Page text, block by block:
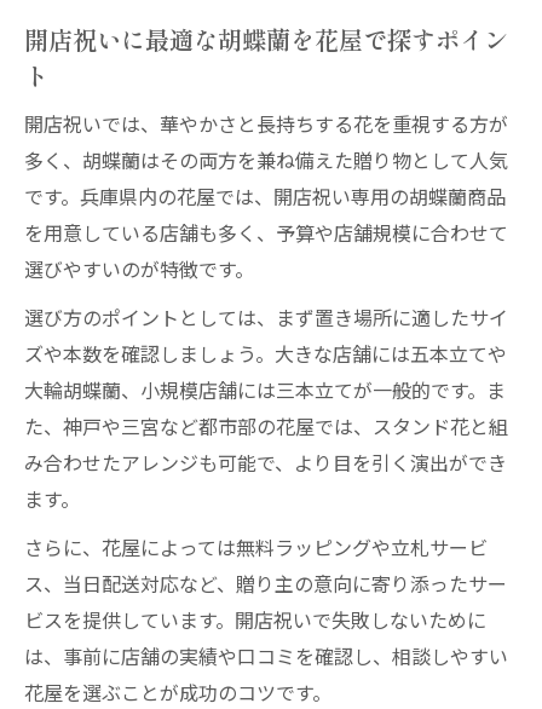
開店祝いに最適な胡蝶蘭を花屋で探すポイン
ト
開店祝いでは、華やかさと長持ちする花を重視する方が
多く、胡蝶蘭はその両方を兼ね備えた贈り物として人気
です。兵庫県内の花屋では、開店祝い専用の胡蝶蘭商品
を用意している店舗も多く、予算や店舗規模に合わせて
選びやすいのが特徴です。
選び方のポイントとしては、まず置き場所に適したサイ
ズや本数を確認しましょう。大きな店舗には五本立てや
大輪胡蝶蘭、小規模店舗には三本立てが一般的です。ま
た、神戸や三宮など都市部の花屋では、スタンド花と組
み合わせたアレンジも可能で、より目を引く演出ができ
ます。
さらに、花屋によっては無料ラッピングや立札サービ
ス、当日配送対応など、贈り主の意向に寄り添ったサー
ビスを提供しています。開店祝いで失敗しないために
は、事前に店舗の実績や口コミを確認し、相談しやすい
花屋を選ぶことが成功のコツです。